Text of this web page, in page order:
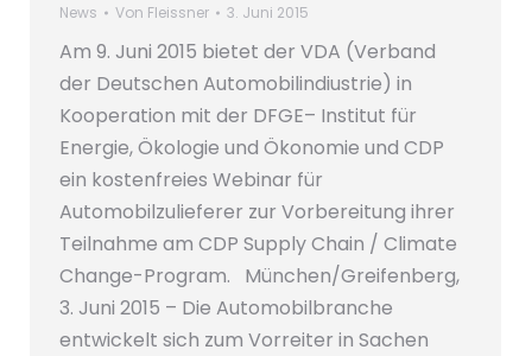
News Von Fleissner 3. Juni 2015
Am 9. Juni 2015 bietet der VDA (Verband
der Deutschen Automobilindiustrie) in
Kooperation mit der DFGE– Institut für
Energie, Ökologie und Ökonomie und CDP
ein kostenfreies Webinar für
Automobilzulieferer zur Vorbereitung ihrer
Teilnahme am CDP Supply Chain / Climate
Change-Program. München/Greifenberg,
3. Juni 2015 – Die Automobilbranche
entwickelt sich zum Vorreiter in Sachen